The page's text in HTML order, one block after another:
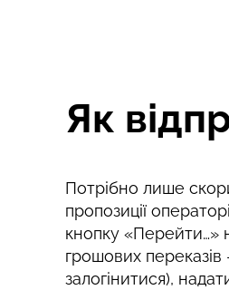
Як
Потрібно лише
пропозиції
кнопку «Перейти…»
грошових
залогінитися),